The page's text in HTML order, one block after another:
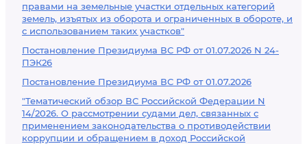
правами на земельные участки отдельных категорий
земель, изъятых из оборота и ограниченных в обороте, и
с использованием таких участков"
Постановление Президиума ВС РФ от 01.07.2026 N 24-
ПЭК26
Постановление Президиума ВС РФ от 01.07.2026
"Тематический обзор ВС Российской Федерации N
14/2026. О рассмотрении судами дел, связанных с
применением законодательства о противодействии
коррупции и обращением в доход Российской